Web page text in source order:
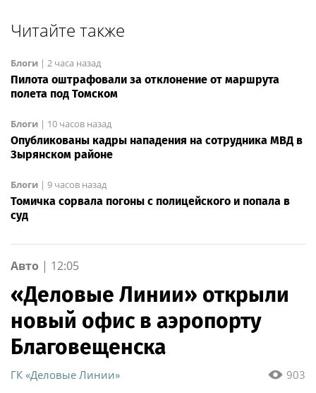
Читайте также
Блоги | 2 часа назад
Пилота оштрафовали за отклонение от маршрута
полета под Томском
Блоги | 10 часов назад
Опубликованы кадры нападения на сотрудника МВД в
Зырянском районе
Блоги | 9 часов назад
Томичка сорвала погоны с полицейского и попала в
суд
Авто | 12:05
«Деловые Линии» открыли
новый офис в аэропорту
Благовещенска
903
ГК «Деловые Линии»